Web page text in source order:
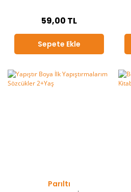
59,00 TL
Sepete Ekle
Parıltı